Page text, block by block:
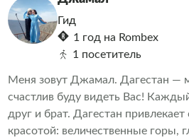
нашей разновозрастной
возможность насладиться
получить глубокие знания.
благодарность за кофе и
Гид
1 год на Rombex
1 посетитель
Меня зовут Джамал. Дагестан —
счастлив буду видеть Вас!
друг и брат. Дагестан
красотой: величественные горы,